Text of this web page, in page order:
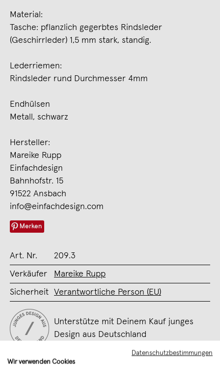
Material:
Tasche: pflanzlich gegerbtes Rindsleder
(Geschirrleder) 1,5 mm stark, standig.
Lederriemen:
Rindsleder rund Durchmesser 4mm
Endhülsen
Metall, schwarz
Hersteller:
Mareike Rupp
Einfachdesign
Bahnhofstr. 15
91522 Ansbach
info@einfachdesign.com
Merken
Art. Nr. 209.3
Verkäufer Mareike Rupp
Sicherheit Verantwortliche Person (EU)
Unterstütze mit Deinem Kauf junges
Design aus Deutschland
Datenschutzbestimmungen
Wir verwenden Cookies